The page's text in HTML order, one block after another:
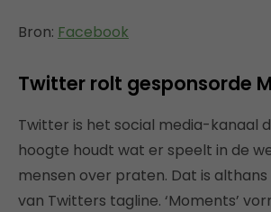
Bron: Facebook
Twitter rolt gesponsorde
Twitter is het social media-kanaal
hoogte houdt wat er speelt in de
mensen over praten. Dat is
van Twitters tagline. ‘Moments’